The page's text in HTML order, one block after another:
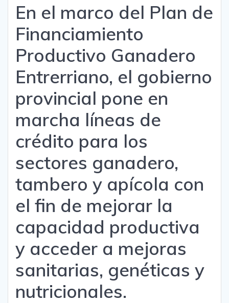
En el marco del Plan de
Financiamiento
Productivo Ganadero
Entrerriano, el gobierno
provincial pone en
marcha líneas de
crédito para los
sectores ganadero,
tambero y apícola con
el fin de mejorar la
capacidad productiva
y acceder a mejoras
sanitarias, genéticas y
nutricionales.